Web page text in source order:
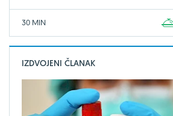
30 MIN
IZDVOJENI ČLANAK